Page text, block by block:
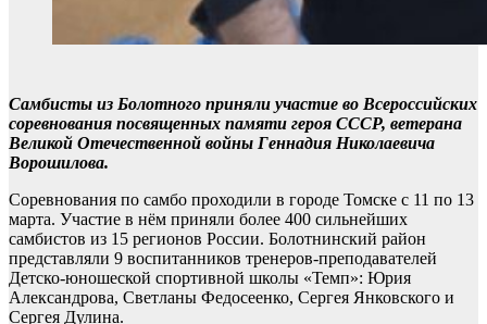
Самбисты из Болотного приняли участие во Всероссийских
соревнования посвященных памяти героя СССР, ветерана
Великой Отечественной войны Геннадия Николаевича
Ворошилова.
Соревнования по самбо проходили в городе Томске с 11 по 13
марта. Участие в нём приняли более 400 сильнейших
самбистов из 15 регионов России. Болотнинский район
представляли 9 воспитанников тренеров-преподавателей
Детско-юношеской спортивной школы «Темп»: Юрия
Александрова, Светланы Федосеенко, Сергея Янковского и
Сергея Дулина.